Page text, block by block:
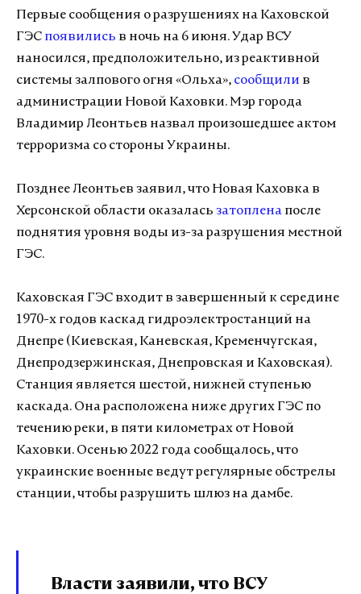
Первые сообщения о разрушениях на Каховской
ГЭС появились в ночь на 6 июня. Удар ВСУ
наносился, предположительно, из реактивной
системы залпового огня «Ольха», сообщили в
администрации Новой Каховки. Мэр города
Владимир Леонтьев назвал произошедшее актом
терроризма со стороны Украины.
Позднее Леонтьев заявил, что Новая Каховка в
Херсонской области оказалась затоплена после
поднятия уровня воды из-за разрушения местной
ГЭС.
Каховская ГЭС входит в завершенный к середине
1970-х годов каскад гидроэлектростанций на
Днепре (Киевская, Каневская, Кременчугская,
Днепродзержинская, Днепровская и Каховская).
Станция является шестой, нижней ступенью
каскада. Она расположена ниже других ГЭС по
течению реки, в пяти километрах от Новой
Каховки. Осенью 2022 года сообщалось, что
украинские военные ведут регулярные обстрелы
станции, чтобы разрушить шлюз на дамбе.
Власти заявили, что ВСУ